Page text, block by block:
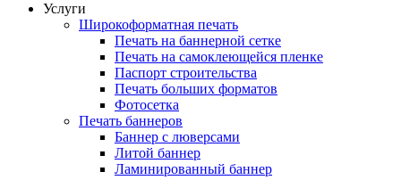
Услуги
Широкоформатная печать
Печать на баннерной сетке
Печать на самоклеющейся пленке
Паспорт строительства
Печать больших форматов
Фотосетка
Печать баннеров
Баннер с люверсами
Литой баннер
Ламинированный баннер